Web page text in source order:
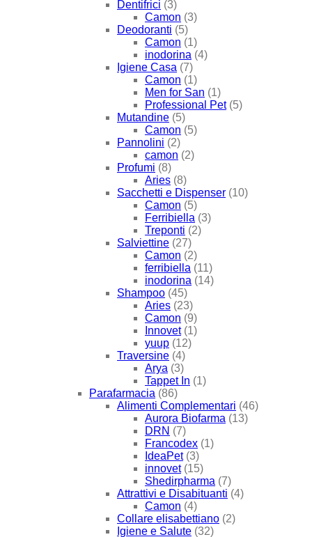
Dentifrici (3)
Camon (3)
Deodoranti (5)
Camon (1)
inodorina (4)
Igiene Casa (7)
Camon (1)
Men for San (1)
Professional Pet (5)
Mutandine (5)
Camon (5)
Pannolini (2)
camon (2)
Profumi (8)
Aries (8)
Sacchetti e Dispenser (10)
Camon (5)
Ferribiella (3)
Treponti (2)
Salviettine (27)
Camon (2)
ferribiella (11)
inodorina (14)
Shampoo (45)
Aries (23)
Camon (9)
Innovet (1)
yuup (12)
Traversine (4)
Arya (3)
Tappet In (1)
Parafarmacia (86)
Alimenti Complementari (46)
Aurora Biofarma (13)
DRN (7)
Francodex (1)
IdeaPet (3)
innovet (15)
Shedirpharma (7)
Attrattivi e Disabituanti (4)
Camon (4)
Collare elisabettiano (2)
Igiene e Salute (32)